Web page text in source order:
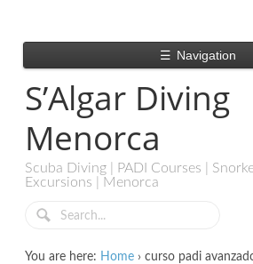
☰ Navigation
S’Algar Diving
Menorca
Scuba Diving | PADI Courses |
Excursions | Menorca
You are here: Home › curso padi